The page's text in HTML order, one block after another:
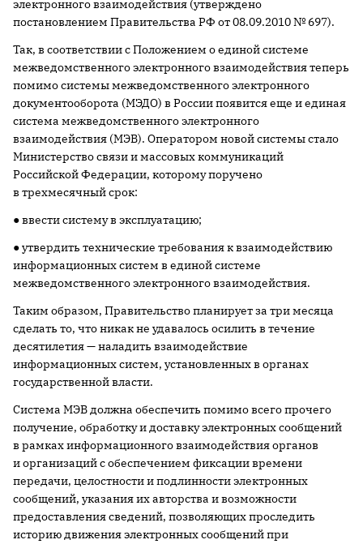
электронного взаимодействия (утверждено
постановлением Правительства РФ от 08.09.2010 № 697).
Так, в соответствии с Положением о единой системе
межведомственного электронного взаимодействия теперь
помимо системы межведомственного электронного
документооборота (МЭДО) в России появится еще и единая
система межведомственного электронного
взаимодействия (МЭВ). Оператором новой системы стало
Министерство связи и массовых коммуникаций
Российской Федерации, которому поручено
в трехмесячный срок:
● ввести систему в эксплуатацию;
● утвердить технические требования к взаимодействию
информационных систем в единой системе
межведомственного электронного взаимодействия.
Таким образом, Правительство планирует за три месяца
сделать то, что никак не удавалось осилить в течение
десятилетия — наладить взаимодействие
информационных систем, установленных в органах
государственной власти.
Система МЭВ должна обеспечить помимо всего прочего
получение, обработку и доставку электронных сообщений
в рамках информационного взаимодействия органов
и организаций с обеспечением фиксации времени
передачи, целостности и подлинности электронных
сообщений, указания их авторства и возможности
предоставления сведений, позволяющих проследить
историю движения электронных сообщений при